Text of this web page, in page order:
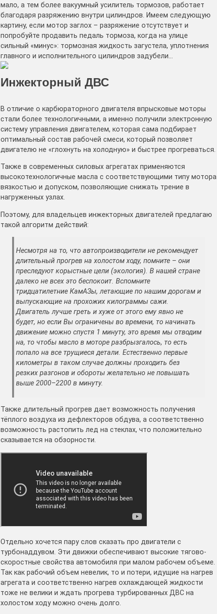
мало, а тем более вакуумный усилитель тормозов, работает
благодаря разряжению внутри цилиндров. Имеем следующую
картину, если мотор заглох – разряжение отсутствует и
попробуйте продавить педаль тормоза, когда на улице
сильный «минус»: тормозная жидкость загустела, уплотнения
главного и исполнительного цилиндров задубели…
Инжекторный ДВС
В отличие о карбюраторного двигателя впрысковые моторы
стали более технологичными, а именно получили электронную
систему управления двигателем, которая сама подбирает
оптимальный состав рабочей смеси, который позволяет
двигателю не «глохнуть на холодную» и быстрее прогреваться.
Также в современных силовых агрегатах применяются
высокотехнологичные масла с соответствующими типу мотора
вязкостью и допуском, позволяющие снижать трение в
нагруженных узлах.
Поэтому, для владельцев инжекторных двигателей предлагаю
такой алгоритм действий:
Несмотря на то, что автопроизводители не рекомендует
длительный прогрев на холостом ходу, помните – они
преследуют корыстные цели (экология). В нашей стране
далеко не всех это беспокоит. Вспомните
тридцатилетние КамАЗы, летающие по нашим дорогам и
выпускающие на прохожих килограммы сажи.
Двигатель лучше греть и хуже от этого ему явно не
будет, но если Вы ограничены во времени, то начинать
движение можно спустя 1 минуту, это время мы отводим
на, то чтобы масло в моторе разбрызгалось, то есть
попало на все трущиеся детали. Естественно первые
километры в таком случае должны проходить без
резких разгонов и обороты желательно не повышать
выше 2000–2200 в минуту.
Также длительный прогрев дает возможность получения
тёплого воздуха из дефлекторов обдува, а соответственно
возможность растопить лед на стеклах, что положительно
сказывается на обзорности.
Отдельно хочется пару слов сказать про двигатели с
турбонаддувом. Эти движки обеспечивают высокие тягово-
скоростные свойства автомобиля при малом рабочем объеме.
Так как рабочий объем невелик, то и потери, идущие на нагрев
агрегата и соответственно нагрев охлаждающей жидкости
тоже не велики и ждать прогрева турбированных ДВС на
холостом ходу можно очень долго.